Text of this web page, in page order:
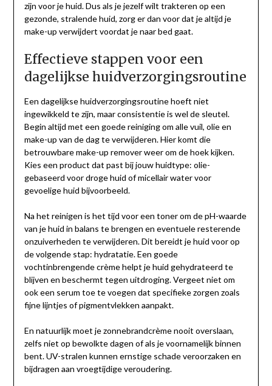
zijn voor je huid. Dus als je jezelf wilt trakteren op een
gezonde, stralende huid, zorg er dan voor dat je altijd je
make-up verwijdert voordat je naar bed gaat.
Effectieve stappen voor een
dagelijkse huidverzorgingsroutine
Een dagelijkse huidverzorgingsroutine hoeft niet
ingewikkeld te zijn, maar consistentie is wel de sleutel.
Begin altijd met een goede reiniging om alle vuil, olie en
make-up van de dag te verwijderen. Hier komt die
betrouwbare make-up remover weer om de hoek kijken.
Kies een product dat past bij jouw huidtype: olie-
gebaseerd voor droge huid of micellair water voor
gevoelige huid bijvoorbeeld.
Na het reinigen is het tijd voor een toner om de pH-waarde
van je huid in balans te brengen en eventuele resterende
onzuiverheden te verwijderen. Dit bereidt je huid voor op
de volgende stap: hydratatie. Een goede
vochtinbrengende crème helpt je huid gehydrateerd te
blijven en beschermt tegen uitdroging. Vergeet niet om
ook een serum toe te voegen dat specifieke zorgen zoals
fijne lijntjes of pigmentvlekken aanpakt.
En natuurlijk moet je zonnebrandcrème nooit overslaan,
zelfs niet op bewolkte dagen of als je voornamelijk binnen
bent. UV-stralen kunnen ernstige schade veroorzaken en
bijdragen aan vroegtijdige veroudering.